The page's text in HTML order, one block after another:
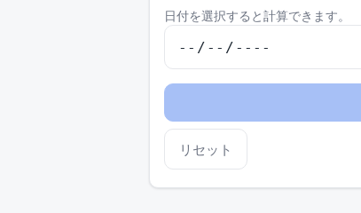
日付を選択すると計算できます。
リセット